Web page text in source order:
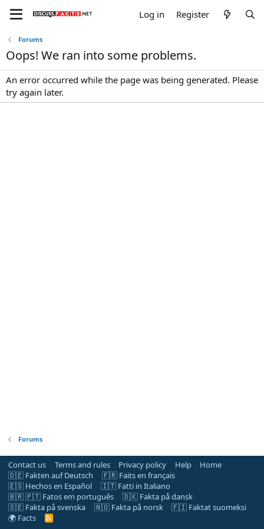
Log in Register
Forums
Oops! We ran into some problems.
An error occurred while the page was being generated. Please
try again later.
Forums
Contact us Terms and rules Privacy policy Help
Home
🇩🇪 Fakten auf Deutsch
🇫🇷 Faits en français
🇪🇸 Hechos en Español
🇮🇹 Fatti in Italiano
🇧🇷 🇵🇹 Fatos em português
🇩🇰 Fakta på dansk
🇸🇪 Fakta på svenska
🇳🇴 Fakta på norsk
🇫🇮 Faktat suomeksi
🌍 Facts
R